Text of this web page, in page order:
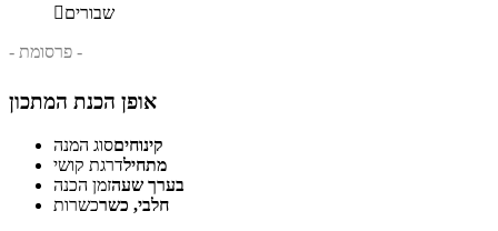
שבורים
- פרסומת -
אופן הכנת המתכון
קינוחיםסוג המנה
מתחילדרגת קושי
בערך שעהזמן הכנה
חלבי, כשרכשרות